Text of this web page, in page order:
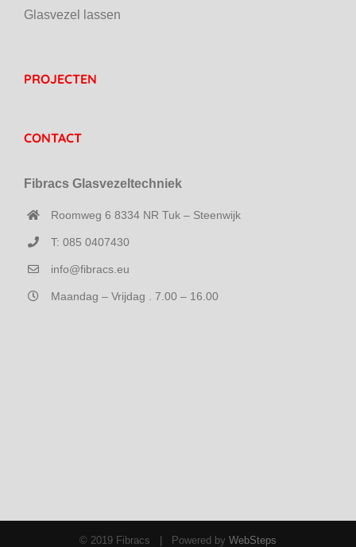
Glasvezel lassen
PROJECTEN
CONTACT
Fibracs Glasvezeltechniek
Roomweg 6 8334 NR Tuk – Steenwijk
T: 085 0407430
info@fibracs.eu
Maandag – Vrijdag . 7.00 – 16.00
© 2019 Fibracs | Powered by WebSteps